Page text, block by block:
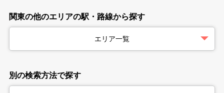
関東の他のエリアの駅・路線から探す
エリア一覧
別の検索方法で探す